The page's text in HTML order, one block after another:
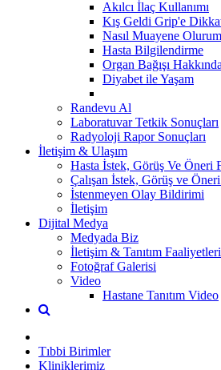
Akılcı İlaç Kullanımı
Kış Geldi Grip'e
Nasıl Muayene
Hasta Bilgilendirme
Organ Bağışı
Diyabet ile Yaşam
Randevu Al
Laboratuvar Tetkik Sonuçları
Radyoloji Rapor Sonuçları
İletişim & Ulaşım
Hasta İstek, Görüş Ve Öneri
Çalışan İstek, Görüş ve
İstenmeyen Olay Bildirimi
İletişim
Dijital Medya
Medyada Biz
İletişim & Tanıtım Faaliyetleri
Fotoğraf Galerisi
Video
Hastane Tanıtım Video
Tıbbi Birimler
Kliniklerimiz